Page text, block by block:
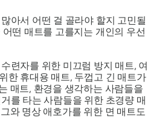
아서 어떤 걸 골라야 할지 고민될
떤 매트를 고를지는 개인의 우선
련자를 위한 미끄럼 방지 매트, 여
한 휴대용 매트, 두껍고 긴 매트가
매트, 환경을 생각하는 사람들을
를 타는 사람들을 위한 초경량 매
와 명상 애호가를 위한 면 매트도